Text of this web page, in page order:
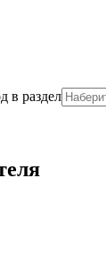
в раздел